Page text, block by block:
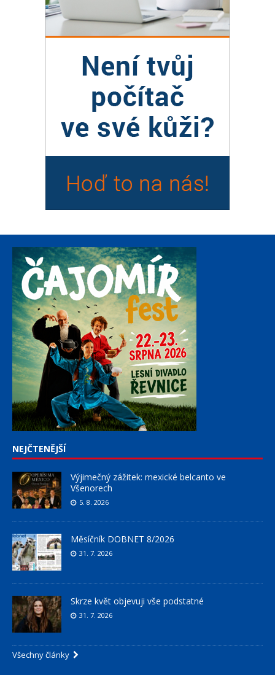
NEJČTENĚJŠÍ
Výjimečný zážitek: mexické belcanto ve
Všenorech
5. 8. 2026
Měsíčník DOBNET 8/2026
31. 7. 2026
Skrze květ objevuji vše podstatné
31. 7. 2026
Všechny články